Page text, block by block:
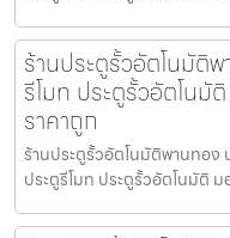
ร้านประตูรั้วอัตโนมัติ
รีโมท ประตูรั้วอัตโนมั
ราคาถูก
ร้านประตูรั้วอัตโนมัติพานทอง
ประตูรีโมท ประตูรั้วอัตโนมัติ ม